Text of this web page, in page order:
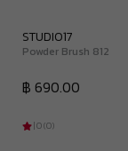
STUDIO17
Powder Brush 812
฿ 690.00
|0(0)